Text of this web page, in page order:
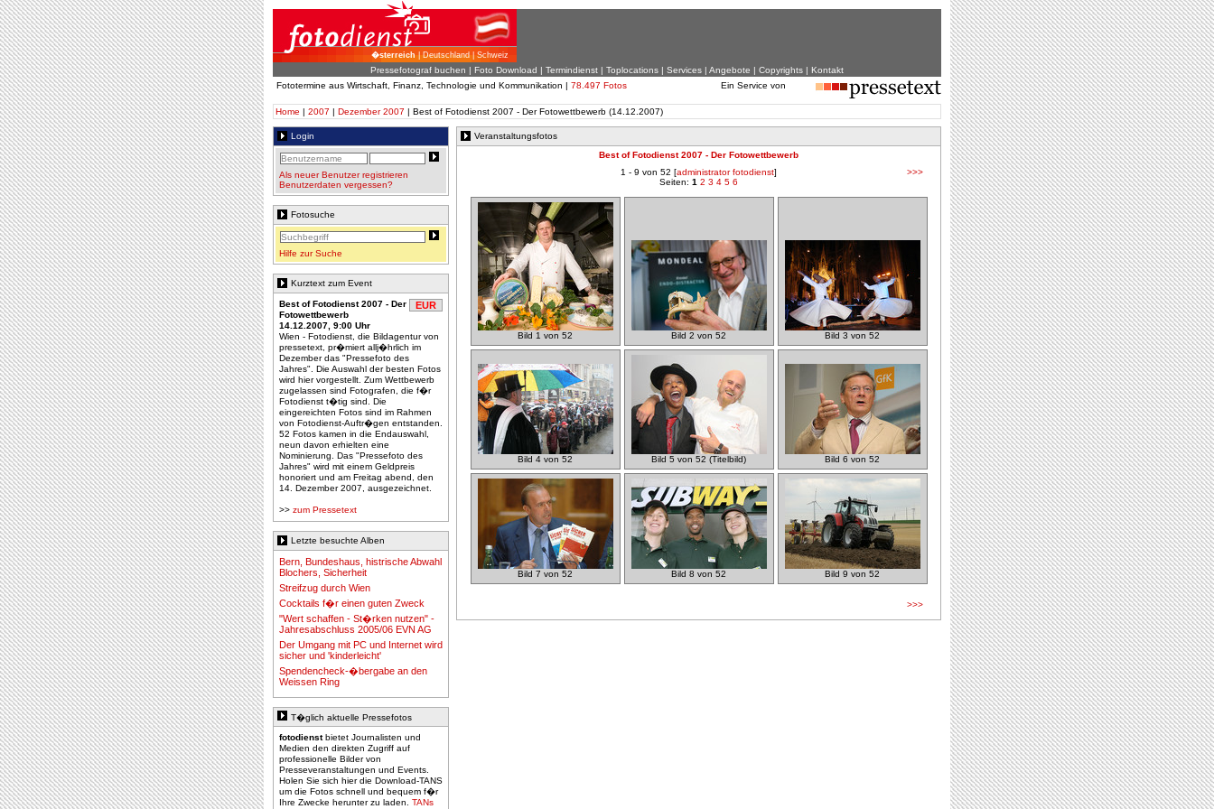
�sterreich| Deutschland | Schweiz
Pressefotograf buchen | Foto Download | Termindienst | Toplocations | Services | Angebote | Copyrights | Kontakt
Fototermine aus Wirtschaft, Finanz, Technologie und Kommunikation | 78.497 Fotos Ein Service von
Home | 2007 | Dezember 2007 | Best of Fotodienst 2007 - Der Fotowettbewerb (14.12.2007)
Login
Als neuer Benutzer registrieren
Benutzerdaten vergessen?
Fotosuche
Hilfe zur Suche
Kurztext zum Event
EUR
Best of Fotodienst 2007 - Der
Fotowettbewerb
14.12.2007, 9:00 Uhr
Wien - Fotodienst, die Bildagentur von
pressetext, pr�miert allj�hrlich im
Dezember das "Pressefoto des
Jahres". Die Auswahl der besten Fotos
wird hier vorgestellt. Zum Wettbewerb
zugelassen sind Fotografen, die f�r
Fotodienst t�tig sind. Die
eingereichten Fotos sind im Rahmen
von Fotodienst-Auftr�gen entstanden.
52 Fotos kamen in die Endauswahl,
neun davon erhielten eine
Nominierung. Das "Pressefoto des
Jahres" wird mit einem Geldpreis
honoriert und am Freitag abend, den
14. Dezember 2007, ausgezeichnet.
>> zum Pressetext
Letzte besuchte Alben
Bern, Bundeshaus, histrische Abwahl
Blochers, Sicherheit
Streifzug durch Wien
Cocktails f�r einen guten Zweck
"Wert schaffen - St�rken nutzen" -
Jahresabschluss 2005/06 EVN AG
Der Umgang mit PC und Internet wird
sicher und 'kinderleicht'
Spendencheck-�bergabe an den
Weissen Ring
T�glich aktuelle Pressefotos
fotodienstbietet Journalisten und
Medien den direkten Zugriff auf
professionelle Bilder von
Presseveranstaltungen und Events.
Holen Sie sich hier die Download-TANS
um die Fotos schnell und bequem f�r
Ihre Zwecke herunter zu laden. TANs
Veranstaltungsfotos
Best of Fotodienst 2007 - Der Fotowettbewerb
1 - 9 von 52 [administrator fotodienst]
Seiten: 1 2 3 4 5 6
>>>
Bild 1 von 52 Bild 2 von 52 Bild 3 von 52
Bild 4 von 52 Bild 5 von 52 (Titelbild) Bild 6 von 52
Bild 7 von 52 Bild 8 von 52 Bild 9 von 52
>>>